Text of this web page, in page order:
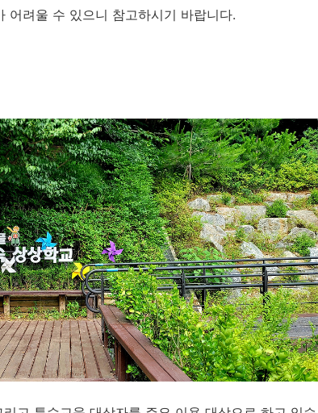
어려울 수 있으니 참고하시기 바랍니다.